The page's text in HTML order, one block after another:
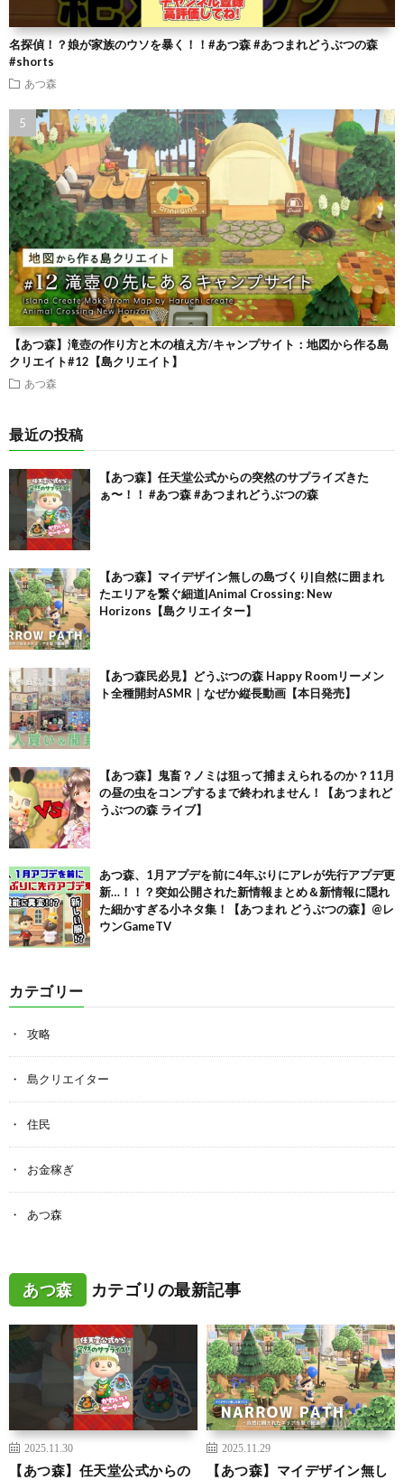
名探偵！？娘が家族のウソを暴く！！#あつ森 #あつまれどうぶつの森
#shorts
あつ森
【あつ森】滝壺の作り方と木の植え方/キャンプサイト：地図から作る島
クリエイト#12【島クリエイト】
あつ森
最近の投稿
【あつ森】任天堂公式からの突然のサプライズきた
ぁ〜！！ #あつ森 #あつまれどうぶつの森
【あつ森】マイデザイン無しの島づくり|自然に囲まれ
たエリアを繋ぐ細道|Animal Crossing: New
Horizons【島クリエイター】
【あつ森民必見】どうぶつの森 Happy Roomリーメン
ト全種開封ASMR｜なぜか縦長動画【本日発売】
【あつ森】鬼畜？ノミは狙って捕まえられるのか？11月
の昼の虫をコンプするまで終われません！【あつまれど
うぶつの森 ライブ】
あつ森、1月アプデを前に4年ぶりにアレが先行アプデ更
新…！！？突如公開された新情報まとめ＆新情報に隠れ
た細かすぎる小ネタ集！【あつまれ どうぶつの森】@レ
ウンGameTV
カテゴリー
攻略
島クリエイター
住民
お金稼ぎ
あつ森
あつ森 カテゴリの最新記事
2025.11.30
【あつ森】任天堂公式からの
2025.11.29
【あつ森】マイデザイン無し